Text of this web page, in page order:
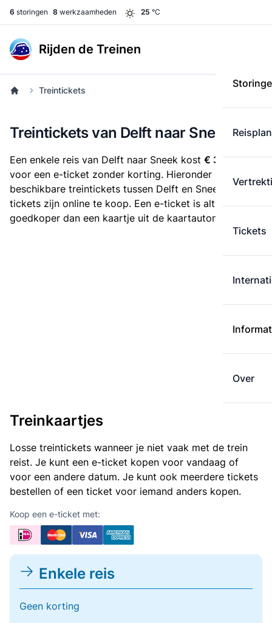
6 storingen 8 werkzaamheden 25 °C
Rijden de Treinen
Tickets
Over
Treintickets
Treintickets van Delft naar Sneek
Een enkele reis van Delft naar Sneek kost € 33,30
voor een e-ticket zonder korting. Hieronder staan alle
beschikbare treintickets tussen Delft en Sneek. Deze
tickets zijn online te koop. Een e-ticket is altijd
goedkoper dan een kaartje uit de kaartautomaat.
Treinkaartjes
Losse treintickets wanneer je niet vaak met de trein
reist. Je kunt een e-ticket kopen voor vandaag of
voor een andere datum. Je kunt ook meerdere tickets
bestellen of een ticket voor iemand anders kopen.
Koop een e-ticket met:
Enkele reis
Geen korting